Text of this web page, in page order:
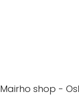
Mairho shop -